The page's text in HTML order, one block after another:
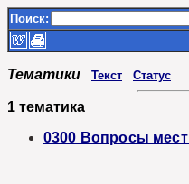
Поиск:
Тематики Текст Статус
1 тематика
0300 Вопросы